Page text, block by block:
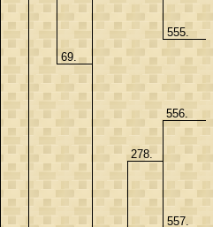
69.
555.
278.
556.
557.